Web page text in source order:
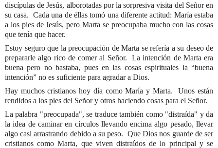
discípulas de Jesús, alborotadas por la sorpresiva visita del Señor en
su casa. Cada una de éllas tomó una diferente actitud: María estaba
a los pies de Jesús, pero Marta se preocupaba mucho con las cosas
que tenía que hacer.
Estoy seguro que la preocupación de Marta se refería a su deseo de
prepararle algo rico de comer al Señor.
La intención de Marta era
buena pero no bastaba, pues en las cosas espirituales la “buena
intención” no es suficiente para agradar a Dios.
Hay muchos cristianos hoy día como María y Marta.
Unos están
rendidos a los pies del Señor y otros haciendo cosas para el Señor.
La palabra "preocupada", se traduce también como "distraída" y da
la idea de caminar en círculos llevando encima algo pesado, llevar
algo casi arrastrando debido a su peso. Que Dios nos guarde de ser
cristianos como Marta, que viven distraídos de lo principal y se